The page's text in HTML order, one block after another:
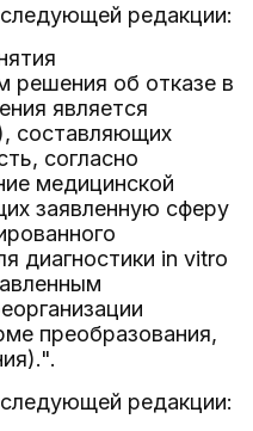
редакции:
решения об отказе в
является
составляющих
согласно
медицинской
заявленную сферу
диагностики in vitro
преобразования,
редакции: